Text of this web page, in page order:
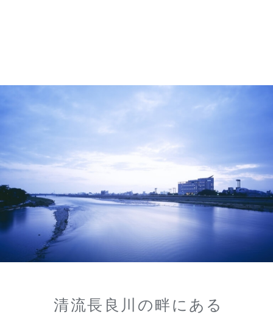
清流長良川の畔にある